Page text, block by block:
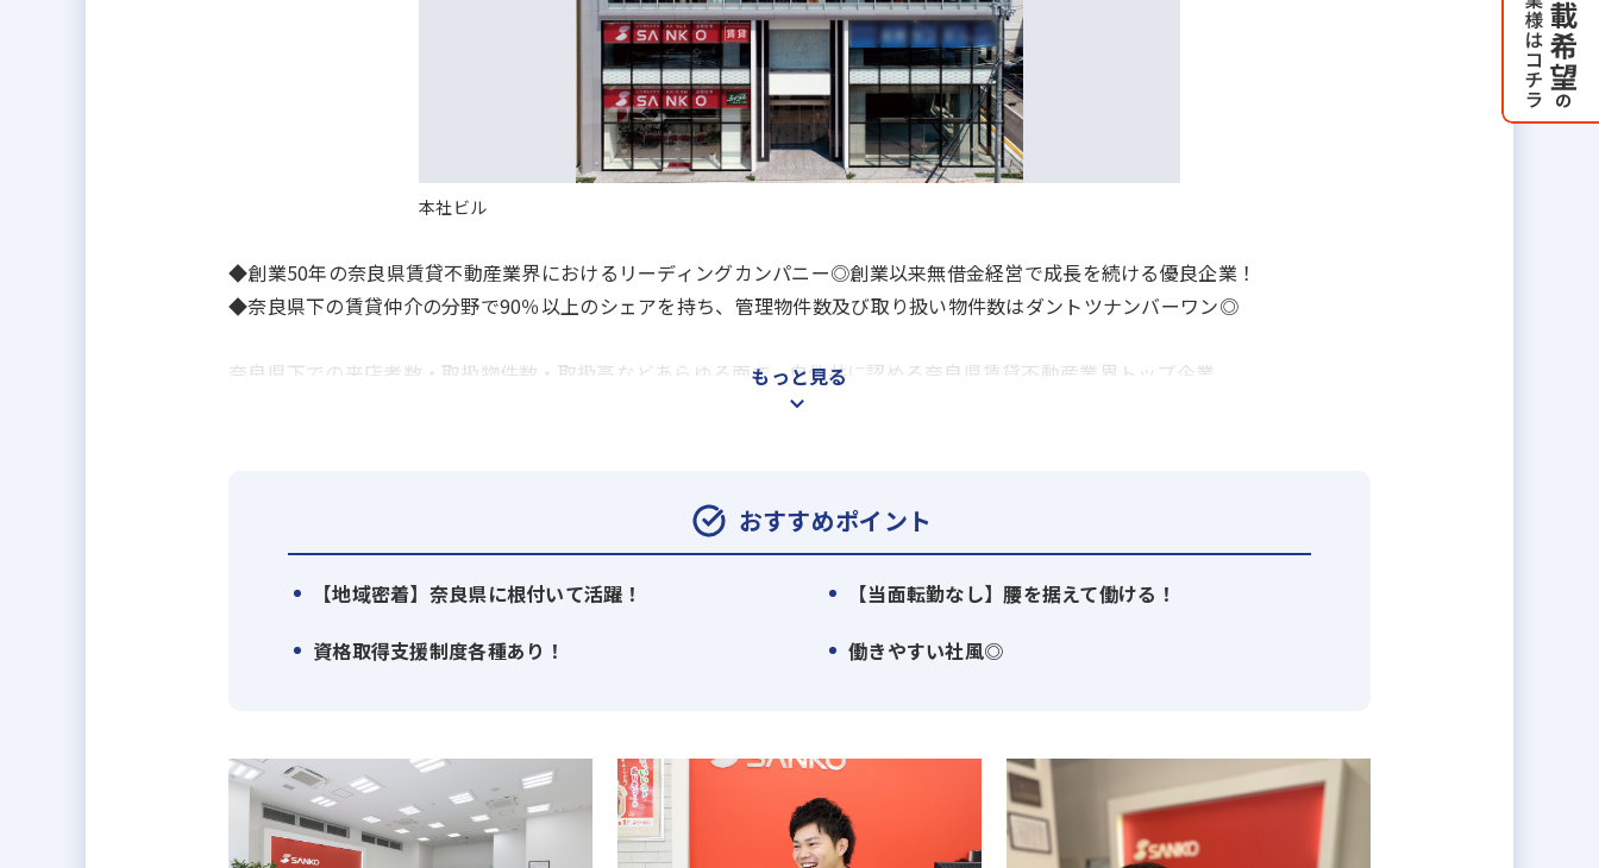
本社ビル
◆創業50年の奈良県賃貸不動産業界におけるリーディングカンパニー◎創業以来無借金経営で成長を続ける優良企業！
◆奈良県下の賃貸仲介の分野で90％以上のシェアを持ち、管理物件数及び取り扱い物件数はダントツナンバーワン◎
奈良県下での来店者数・取扱物件数・取扱高などあらゆる面で、自他共に認める奈良県賃貸不動産業界トップ企業。
地域に根ざした事業戦略で、地域の人々やお客様から絶大な信用と実績があります。
(※1 賃貸住宅新聞 2024年8月号調べ 管理戸数奈良県No.1）
客様に満足のいくご提案をしやすい環境で仕事ができます。
私たちは、顧客信頼度全国No.1 企業を目指しています。
もっと見る
おすすめポイント
【地域密着】奈良県に根付いて活躍！
【当面転勤なし】腰を据えて働ける！
資格取得支援制度各種あり！
働きやすい社風◎